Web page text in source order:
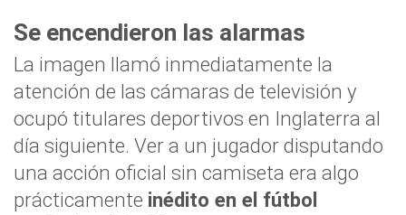
Se encendieron las alarmas
La imagen llamó inmediatamente la
atención de las cámaras de televisión y
ocupó titulares deportivos en Inglaterra al
día siguiente. Ver a un jugador disputando
una acción oficial sin camiseta era algo
prácticamente inédito en el fútbol